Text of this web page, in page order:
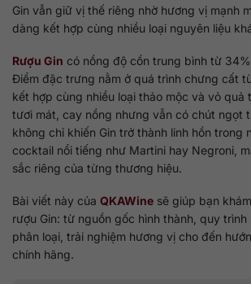
Gin vẫn giữ vị thế riêng nhờ hương vị mạnh
dàng kết hợp cùng nhiều loại nguyên liệu
Rượu Gin có nồng độ cồn trung bình từ
Điểm đặc trưng nằm ở quá trình chưng cất
kết hợp cùng nhiều loại thảo mộc và vỏ quả
tươi mát, cay nồng nhưng vẫn có chút ngọt
không chỉ khiến Gin trở thành linh hồn trong
cocktail nổi tiếng như Martini hay Negroni,
sắc riêng của từng thương hiệu.
Bài viết này của QKAWine sẽ giúp bạn
rượu Gin: từ nguồn gốc hình thành, quy trình
phân loại, trải nghiệm hương vị cho đến
chính hãng.